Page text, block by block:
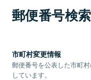
郵便番号検
市町村変更情報
郵便番号を公表した市町
しています。